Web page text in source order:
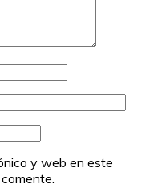
y web en este